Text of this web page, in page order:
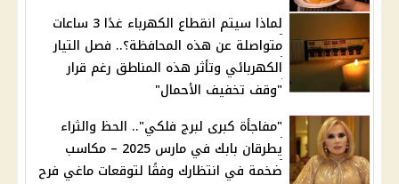
لماذا سيتم انقطاع الكهرباء غدًا 3 ساعات
متواصلة عن هذه المحافظة؟.. فصل التيار
الكهربائي وتأثر هذه المناطق رغم قرار
"وقف تخفيف الأحمال"
"مفاجأة كبرى لبرج فلكي".. الحظ والثراء
يطرقان بابك في مارس 2025 – مكاسب
ضخمة في انتظارك وفقًا لتوقعات ماغي فرح